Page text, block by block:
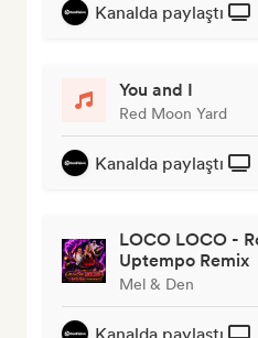
Kanalda paylaştı
You and I
Red Moon Yard
Kanalda paylaştı
LOCO LOCO -
Uptempo Remix
Mel & Den
Kanalda paylaştı